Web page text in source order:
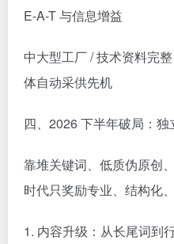
E-A-T 与信息增益
中大型工厂 / 技术资料完
体自动采供先机
四、2026 下半年破局：
靠堆关键词、低质伪原创
时代只奖励专业、结构化
1. 内容升级：从长尾词到